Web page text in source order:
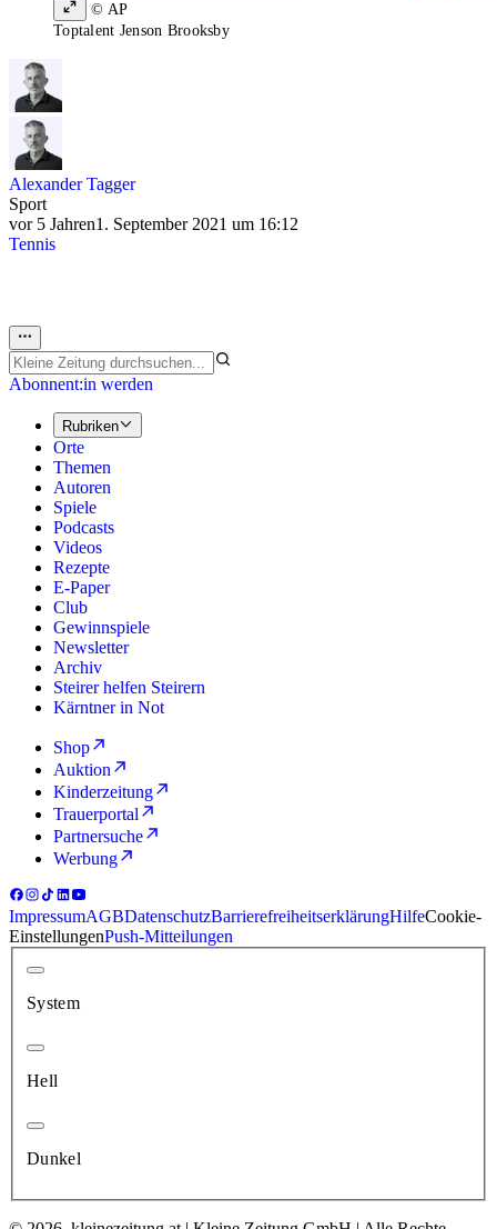
© AP
Toptalent Jenson Brooksby
Alexander Tagger
Sport
vor 5 Jahren1. September 2021 um 16:12
Tennis
Abonnent:in werden
Rubriken
Orte
Themen
Autoren
Spiele
Podcasts
Videos
Rezepte
E-Paper
Club
Gewinnspiele
Newsletter
Archiv
Steirer helfen Steirern
Kärntner in Not
Shop
Auktion
Kinderzeitung
Trauerportal
Partnersuche
Werbung
ImpressumAGBDatenschutzBarrierefreiheitserklärungHilfeCookie-
EinstellungenPush-Mitteilungen
System
Hell
Dunkel